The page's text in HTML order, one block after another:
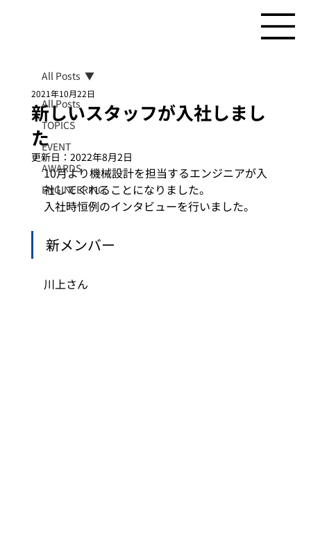
All Posts
TOPICS
EVENT
AWARDS
ENGINEERING
All Posts
新しいスタッフが入社しまし
た
2021年10月22日
更新日： 2022年8月2日
10月より機械設計を担当するエンジニアが入
社してくれることになりました。
入社時恒例のインタビューを行いました。
新メンバー
川上さん